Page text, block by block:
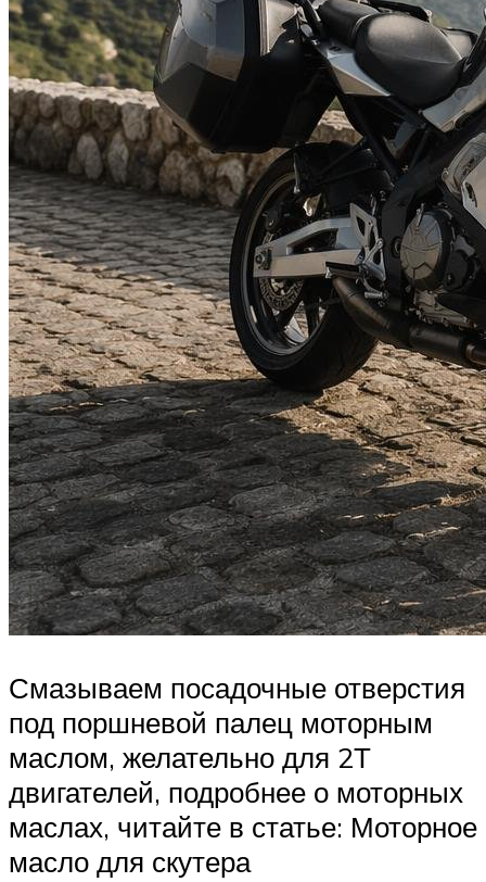
Смазываем посадочные отверстия
под поршневой палец моторным
маслом, желательно для 2Т
двигателей, подробнее о моторных
маслах, читайте в статье: Моторное
масло для скутера